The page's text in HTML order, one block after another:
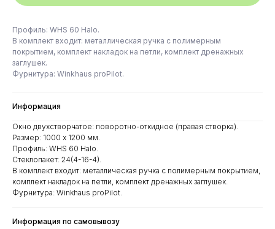
Профиль: WHS 60 Halo.
В комплект входит: металлическая ручка с полимерным
покрытием, комплект накладок на петли, комплект дренажных
заглушек.
Фурнитура: Winkhaus proPilot.
Информация
Окно двухстворчатое: поворотно-откидное (правая створка).
Размер: 1000 x 1200 мм.
Профиль: WHS 60 Halo.
Стеклопакет: 24(4-16-4).
В комплект входит: металлическая ручка с полимерным покрытием,
комплект накладок на петли, комплект дренажных заглушек.
Фурнитура: Winkhaus proPilot.
Информация по самовывозу